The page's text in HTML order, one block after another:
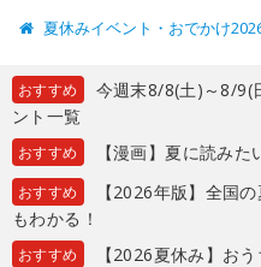
夏休みイベント・おでかけ
おすすめ
今週末8/8(土)～8/9(
ント一覧
おすすめ 【漫画】夏に読み
おすすめ
【2026年版】全国
もわかる！
おすすめ
【2026夏休み】お